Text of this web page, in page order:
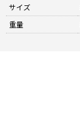
サイズ
重量